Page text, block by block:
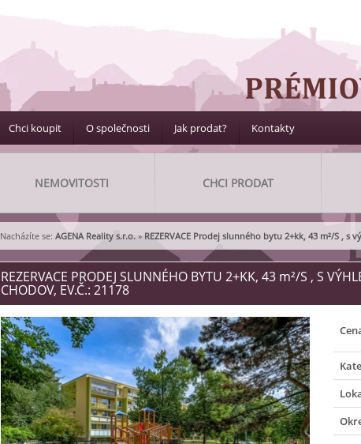
Chci koupit O společnosti Jak prodat? Kontakty
NEMOVITOSTI CHCI PRODAT
Nacházíte se: AGENA Reality s.r.o. » REZERVACE Prodej slunného bytu 2+kk, 43 m²/S ,
REZERVACE PRODEJ SLUNNÉHO BYTU 2+KK, 43 m²/S , S
CHODOV, EV.Č.: 21178